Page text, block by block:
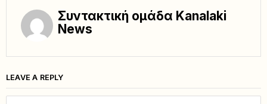
Συντακτική ομάδα Kanalaki
News
LEAVE A REPLY